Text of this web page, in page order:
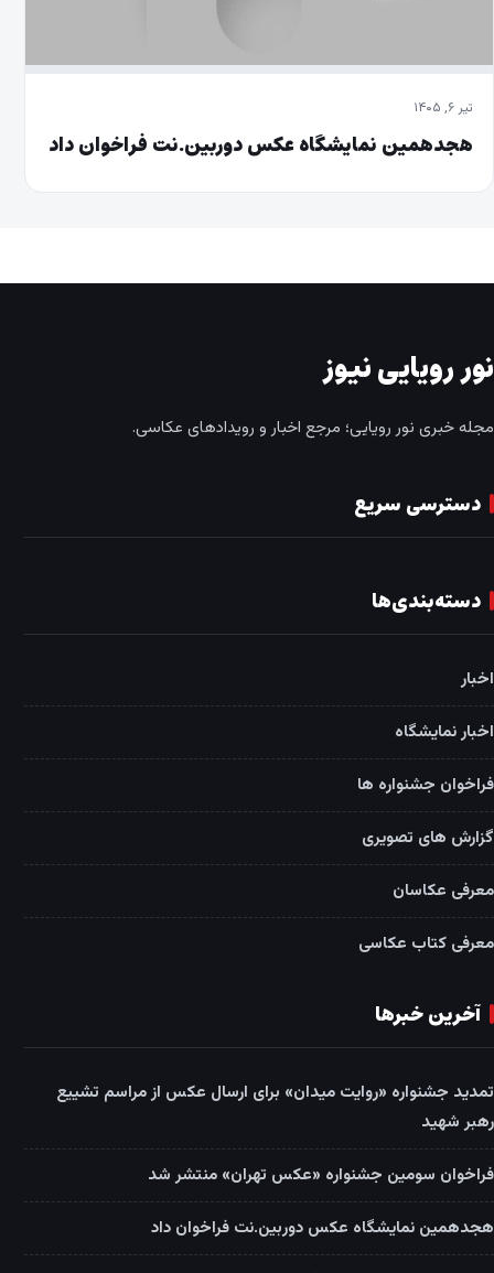
تیر ۶, ۱۴۰۵
هجدهمین نمایشگاه عکس دوربین.نت فراخوان داد
نور رویایی نیوز
مجله خبری نور رویایی؛ مرجع اخبار و رویدادهای عکاسی.
دسترسی سریع
دسته‌بندی‌ها
اخبار
اخبار نمایشگاه
فراخوان جشنواره ها
گزارش های تصویری
معرفی عکاسان
معرفی کتاب عکاسی
آخرین خبرها
تمدید جشنواره «روایت میدان» برای ارسال عکس از مراسم تشییع
رهبر شهید
فراخوان سومین جشنواره «عکس تهران» منتشر شد
هجدهمین نمایشگاه عکس دوربین.نت فراخوان داد